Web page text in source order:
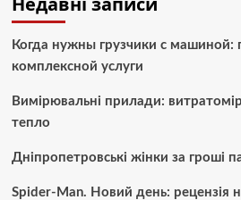
Когда нужны грузчики с машиной:
комплексной услуги
Вимірювальні прилади:
тепло
Дніпропетровські жінки за гроші
Spider-Man. Новий день: рецензія